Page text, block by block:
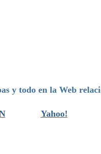
y todo en la Web
Yahoo!